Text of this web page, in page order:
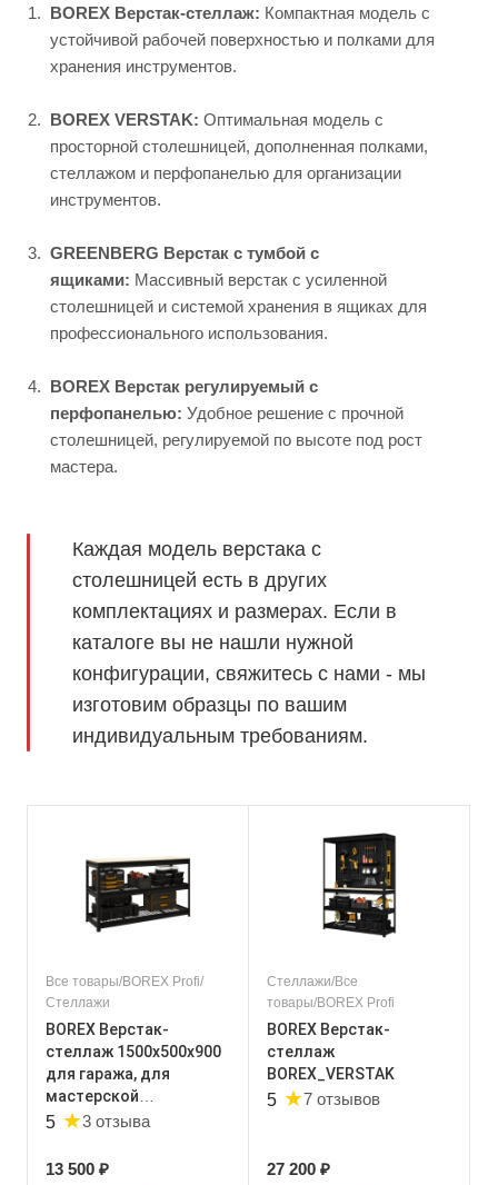
BOREX Верстак-стеллаж: Компактная модель с
устойчивой рабочей поверхностью и полками для
хранения инструментов.
BOREX VERSTAK: Оптимальная модель с
просторной столешницей, дополненная полками,
стеллажом и перфопанелью для организации
инструментов.
GREENBERG Верстак с тумбой с
ящиками: Массивный верстак с усиленной
столешницей и системой хранения в ящиках для
профессионального использования.
BOREX Верстак регулируемый с
перфопанелью: Удобное решение с прочной
столешницей, регулируемой по высоте под рост
мастера.
Каждая модель верстака с
столешницей есть в других
комплектациях и размерах. Если в
каталоге вы не нашли нужной
конфигурации, свяжитесь с нами - мы
изготовим образцы по вашим
индивидуальным требованиям.
Все товары/BOREX Profi/
Стеллажи
BOREX Верстак-
стеллаж 1500х500х900
для гаража, для
мастерской
BOREX_VERSTAK_900
5 ★3 отзыва
13 500 ₽
Стеллажи/Все
товары/BOREX Profi
BOREX Верстак-
стеллаж
BOREX_VERSTAK
5 ★7 отзывов
27 200 ₽